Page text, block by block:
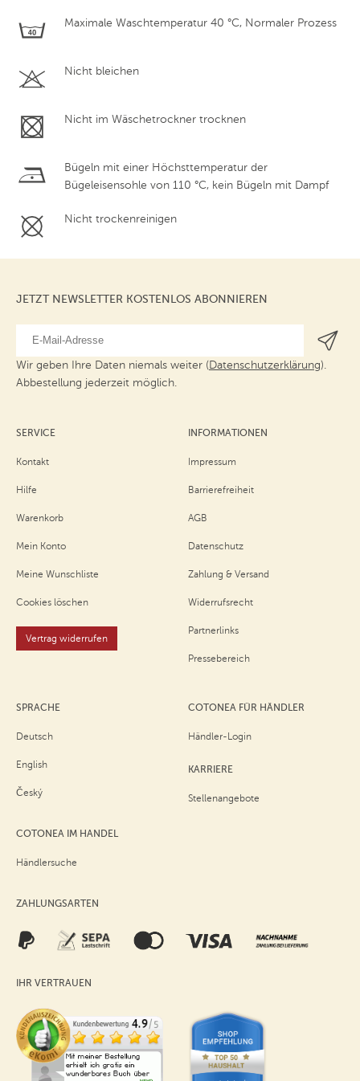
Maximale Waschtemperatur 40 °C, Normaler Prozess
Nicht bleichen
Nicht im Wäschetrockner trocknen
Bügeln mit einer Höchsttemperatur der
Bügeleisensohle von 110 °C, kein Bügeln mit Dampf
Nicht trockenreinigen
JETZT NEWSLETTER KOSTENLOS ABONNIEREN
Wir geben Ihre Daten niemals weiter (Datenschutzerklärung).
Abbestellung jederzeit möglich.
SERVICE
Kontakt
Hilfe
Warenkorb
Mein Konto
Meine Wunschliste
Cookies löschen
Vertrag widerrufen
INFORMATIONEN
Impressum
Barrierefreiheit
AGB
Datenschutz
Zahlung & Versand
Widerrufsrecht
Partnerlinks
Pressebereich
SPRACHE
Deutsch
English
Český
COTONEA IM HANDEL
Händlersuche
COTONEA FÜR HÄNDLER
Händler-Login
KARRIERE
Stellenangebote
ZAHLUNGSARTEN
IHR VERTRAUEN